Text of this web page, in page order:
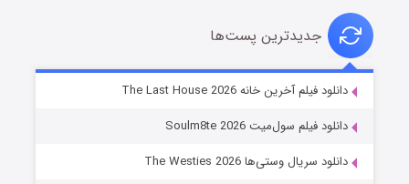
شوگر فصل ۲
جدیدترین پست‌ها
دانلود فیلم آخرین خانه The Last House 2026
دانلود فیلم سول‌میت Soulm8te 2026
دانلود سریال وستی‌ها The Westies 2026